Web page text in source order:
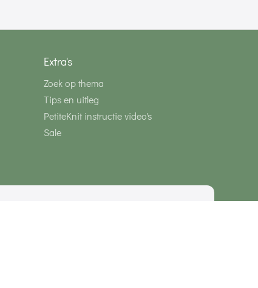
Extra's
Zoek op thema
Tips en uitleg
PetiteKnit instructie video's
Sale